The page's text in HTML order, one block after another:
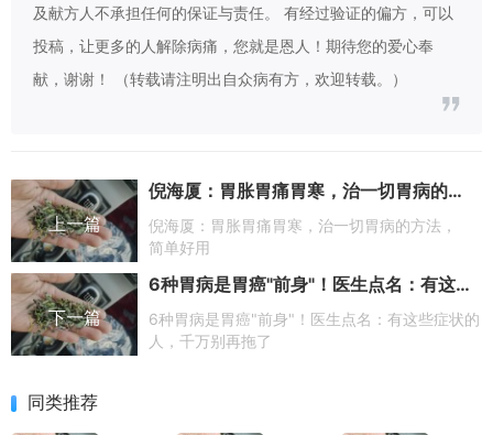
及献方人不承担任何的保证与责任。 有经过验证的偏方，可以
投稿，让更多的人解除病痛，您就是恩人！期待您的爱心奉
献，谢谢！ （转载请注明出自众病有方，欢迎转载。）
上一篇
倪海厦：胃胀胃痛胃寒，治一切胃病的方法，简单好用
倪海厦：胃胀胃痛胃寒，治一切胃病的方法，
简单好用
下一篇
6种胃病是胃癌"前身"！医生点名：有这些症状的人，千万别再拖了
6种胃病是胃癌"前身"！医生点名：有这些症状的
人，千万别再拖了
同类推荐